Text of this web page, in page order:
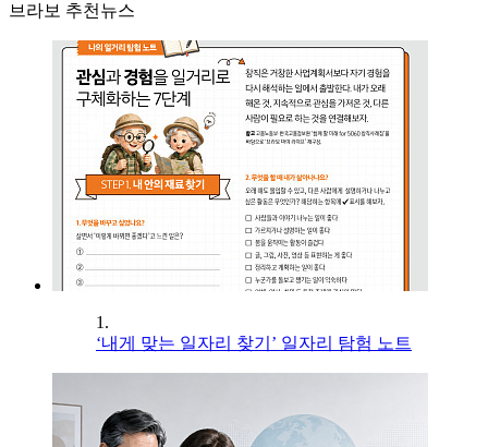
브라보 추천뉴스
1.
‘내게 맞는 일자리 찾기’ 일자리 탐험 노트